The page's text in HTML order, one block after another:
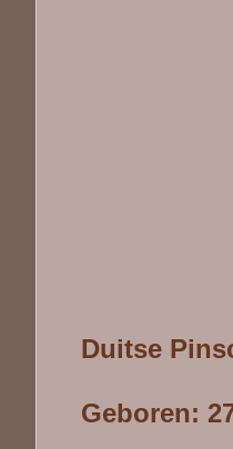
Duitse
Geboren: